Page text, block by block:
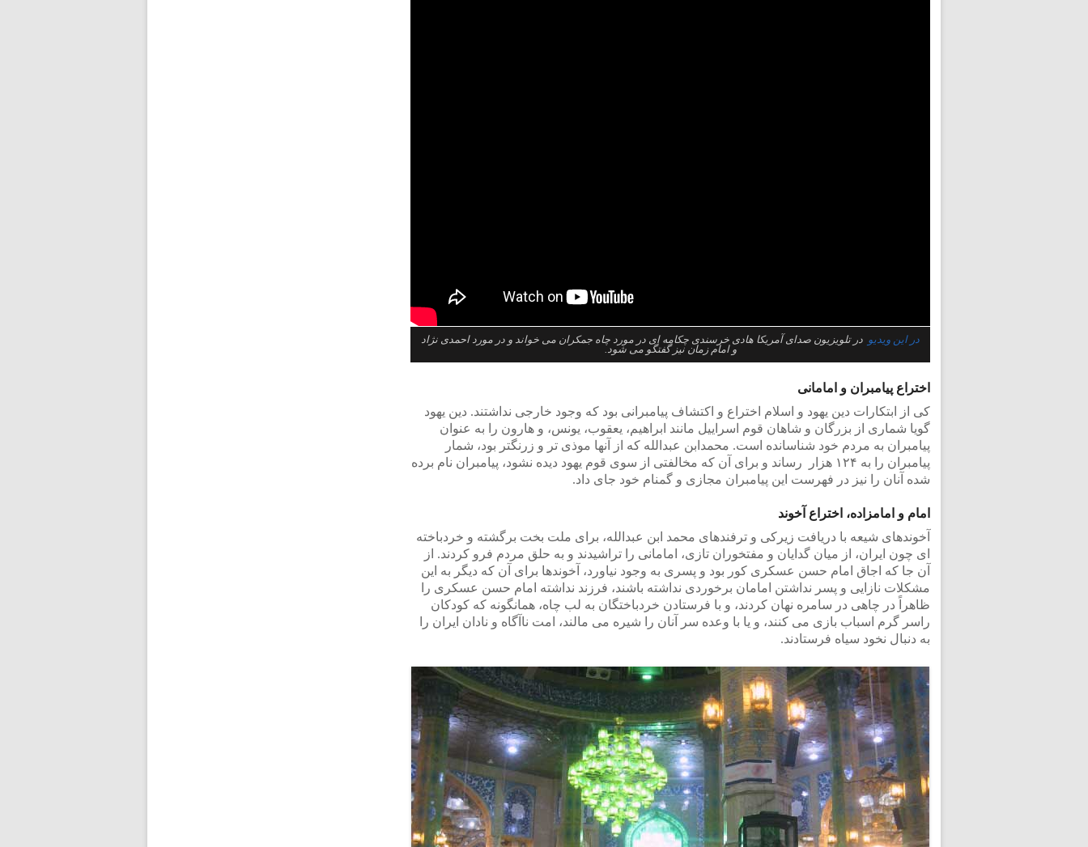
در این ویدیو در تلویزیون صدای آمریکا هادی خرسندی چکامه ای در مورد چاه جمکران می خواند و در مورد احمدی نژاد
و امام زمان نیز گفتگو می شود.
اختراع پیامبران و امامانی
کی از ابتکارات دین یهود و اسلام اختراع و اکتشاف پیامبرانی بود که وجود خارجی نداشتند. دین یهود
گویا شماری از بزرگان و شاهان قوم اسراییل مانند ابراهیم، یعقوب، یونس، و هارون را به عنوان
پیامبران به مردم خود شناسانده است. محمدابن عبدالله که از آنها موذی تر و زرنگتر بود، شمار
پیامبران را به ۱۲۴ هزار رساند و برای آن که مخالفتی از سوی قوم یهود دیده نشود، پیامبران نام برده
شده آنان را نیز در فهرست این پیامبران مجازی و گمنام خود جای داد.
امام و امامزاده، اختراع آخوند
آخوندهای شیعه با دریافت زیرکی و ترفندهای محمد ابن عبدالله، برای ملت بخت برگشته و خردباخته
ای چون ایران، از میان گدایان و مفتخوران تازی، امامانی را تراشیدند و به حلق مردم فرو کردند. از
آن جا که اجاق امام حسن عسکری کور بود و پسری به وجود نیاورد، آخوندها برای آن که دیگر به این
مشکلات نازایی و پسر نداشتن امامان برخوردی نداشته باشند، فرزند نداشته امام حسن عسکری را
ظاهراً در چاهی در سامره نهان کردند، و با فرستادن خردباختگان به لب چاه، همانگونه که کودکان
راسر گرم اسباب بازی می کنند، و یا با وعده سر آنان را شیره می مالند، امت ناآگاه و نادان ایران را
به دنبال نخود سیاه فرستادند.